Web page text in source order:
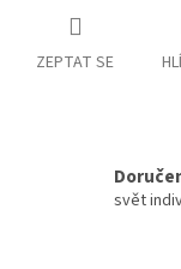
ZEPTAT SE
svět